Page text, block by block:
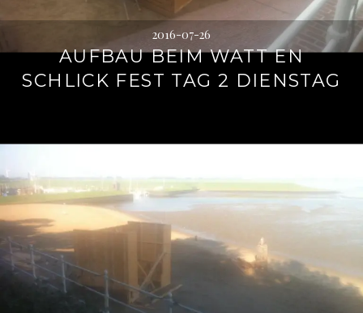
2016-07-26
AUFBAU BEIM WATT EN
SCHLICK FEST TAG 2 DIENSTAG